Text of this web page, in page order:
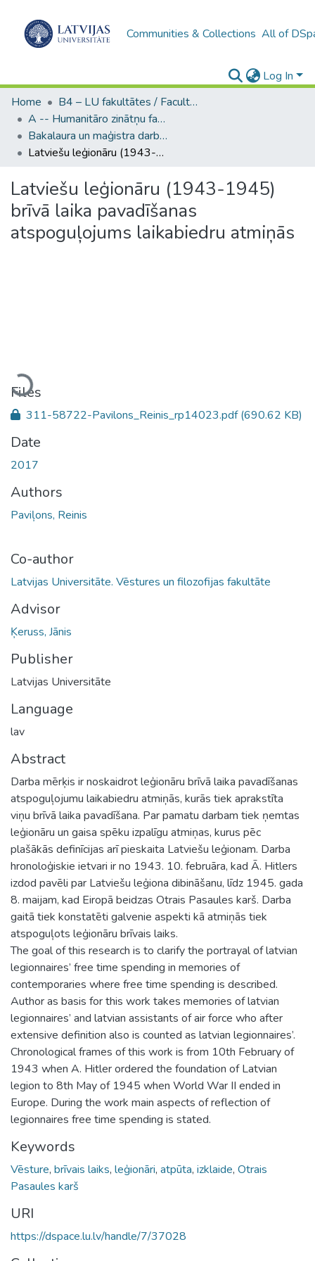
Communities & Collections All of
Log In
Home
B4 – LU fakultātes / Faculties of the UL
A -- Humanitāro zinātņu fakultāte / Faculty of Humanities
Bakalaura un maģistra darbi (HZF) / Bachelor's and Master's theses
Latviešu leģionāru (1943-1945) brīvā laika pavadīšanas atspoguļojums laikabiedru atmiņās
Latviešu leģionāru (1943-1945)
brīvā laika pavadīšanas
atspoguļojums laikabiedru atmiņās
Loading...
Files
311-58722-Pavilons_Reinis_rp14023.pdf(690.62 KB)
Date
2017
Authors
Paviļons, Reinis
Co-author
Latvijas Universitāte. Vēstures un filozofijas fakultāte
Advisor
Ķeruss, Jānis
Publisher
Latvijas Universitāte
Language
lav
Abstract
Darba mērķis ir noskaidrot leģionāru brīvā laika pavadīšanas
atspoguļojumu laikabiedru atmiņās, kurās tiek aprakstīta
viņu brīvā laika pavadīšana. Par pamatu darbam tiek ņemtas
leģionāru un gaisa spēku izpalīgu atmiņas, kurus pēc
plašākās definīcijas arī pieskaita Latviešu leģionam. Darba
hronoloģiskie ietvari ir no 1943. 10. februāra, kad Ā. Hitlers
izdod pavēli par Latviešu leģiona dibināšanu, līdz 1945. gada
8. maijam, kad Eiropā beidzas Otrais Pasaules karš. Darba
gaitā tiek konstatēti galvenie aspekti kā atmiņās tiek
atspoguļots leģionāru brīvais laiks.
The goal of this research is to clarify the portrayal of latvian
legionnaires’ free time spending in memories of
contemporaries where free time spending is described.
Author as basis for this work takes memories of latvian
legionnaires’ and latvian assistants of air force who after
extensive definition also is counted as latvian legionnaires’.
Chronological frames of this work is from 10th February of
1943 when A. Hitler ordered the foundation of Latvian
legion to 8th May of 1945 when World War II ended in
Europe. During the work main aspects of reflection of
legionnaires free time spending is stated.
Keywords
Vēsture, brīvais laiks, leģionāri, atpūta, izklaide, Otrais
Pasaules karš
URI
https://dspace.lu.lv/handle/7/37028